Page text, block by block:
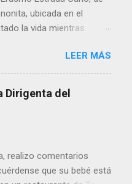
ubicada en el
la vida mientras
presidente del Club
LEER MÁS
Dirigenta del
realizo comentarios
que su bebé está